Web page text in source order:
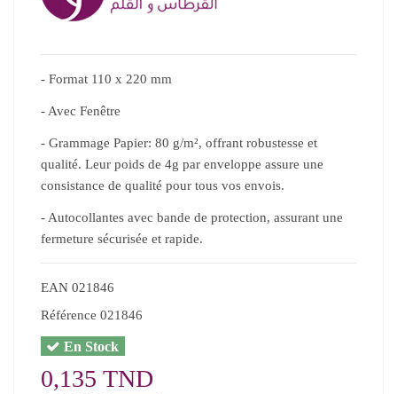
- Format 110 x 220 mm
- Avec Fenêtre
- Grammage Papier: 80 g/m², offrant robustesse et
qualité. Leur poids de 4g par enveloppe assure une
consistance de qualité pour tous vos envois.
- Autocollantes avec bande de protection, assurant une
fermeture sécurisée et rapide.
EAN 021846
Référence 021846
En Stock
0,135 TND